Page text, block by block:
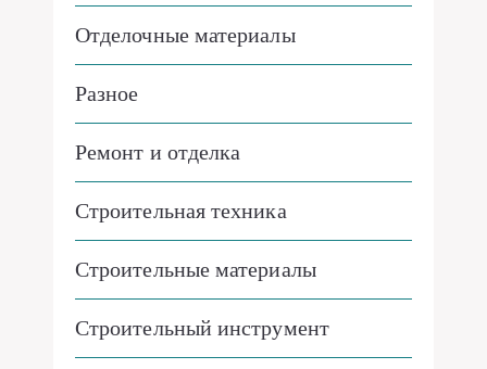
Отделочные материалы
Разное
Ремонт и отделка
Строительная техника
Строительные материалы
Строительный инструмент